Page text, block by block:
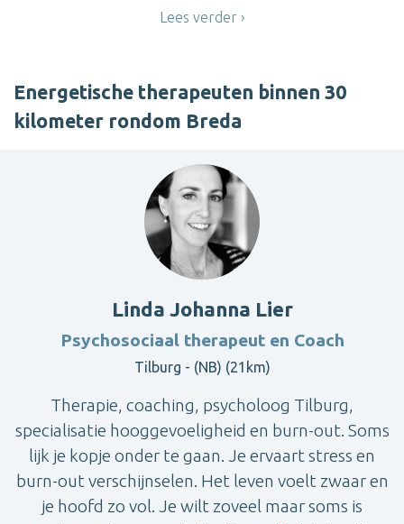
Lees verder
Energetische therapeuten binnen 30
kilometer rondom Breda
Linda Johanna Lier
Psychosociaal therapeut en Coach
Tilburg - (NB) (21km)
Therapie, coaching, psycholoog Tilburg,
specialisatie hooggevoeligheid en burn-out. Soms
lijk je kopje onder te gaan. Je ervaart stress en
burn-out verschijnselen. Het leven voelt zwaar en
je hoofd zo vol. Je wilt zoveel maar soms is